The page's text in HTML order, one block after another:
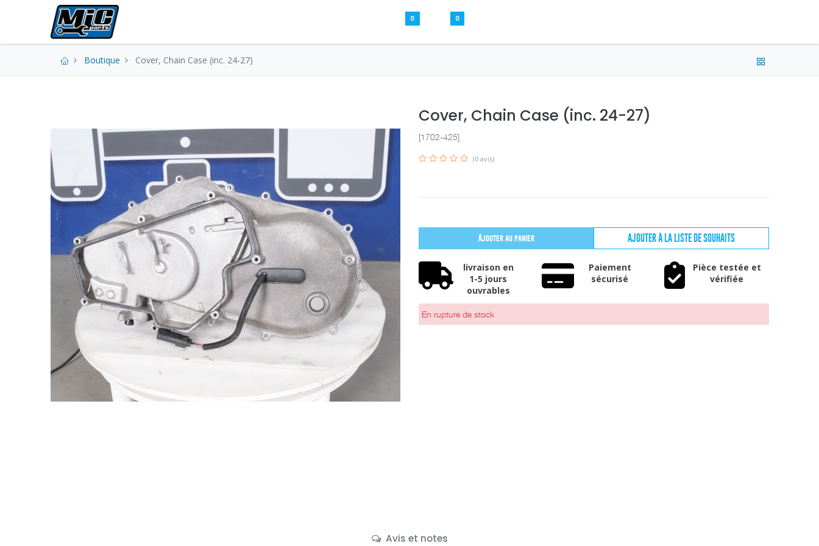
0 0
Boutique Cover, Chain Case (inc. 24-27)
Cover, Chain Case (inc. 24-27)
[1702-425]
(0 avis)
Ajouter au panier AJOUTER À LA LISTE DE SOUHAITS
livraison en
1-5 jours
ouvrables
Paiement
sécurisé
Pièce testée et
vérifiée
En rupture de stock
Avis et notes